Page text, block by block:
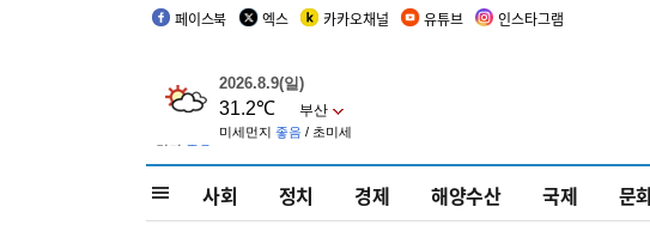
페이스북 엑스 카카오채널 유튜브 인스타그램
사회 정치 경제 해양수산 국제 문